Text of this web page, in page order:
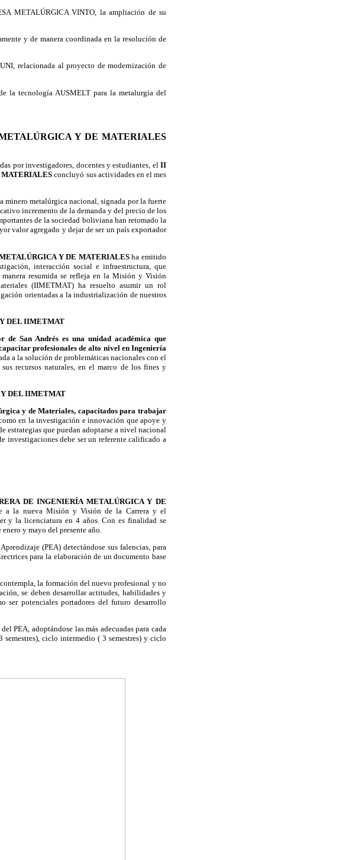
METALÚRGICA VINTO, la ampliación de su
y de manera coordinada en la resolución de
relacionada al proyecto de modernización de
la tecnología AUSMELT para la metalurgia del
Y DE MATERIALES
por investigadores, docentes y estudiantes, el II
MATERIALESconcluyó sus actividades en el mes
minero metalúrgica nacional, signada por la fuerte
incremento de la demanda y del precio de los
de la sociedad boliviana han retomado la
valor agregado y dejar de ser un país exportador
Y DE MATERIALESha emitido
interacción social e infraestructura, que
resumida se refleja en la Misión y Visión
(IIMETMAT) ha resuelto asumir un rol
orientadas a la industrialización de nuestros
DEL IIMETMAT
San Andrés es una unidad académica que
profesionales de alto nivel en Ingeniería
a la solución de problemáticas nacionales con el
recursos naturales, en el marco de los fines y
DEL IIMETMAT
y de Materiales, capacitados para trabajar
en la investigación e innovación que apoye y
estrategias que puedan adoptarse a nivel nacional
investigaciones debe ser un referente calificado a
DE INGENIERÍA METALÚRGICA Y DE
a la nueva Misión y Visión de la Carrera y el
y la licenciatura en 4 años. Con es finalidad se
y mayo del presente año.
(PEA) detectándose sus falencias, para
para la elaboración de un documento base
contempla, la formación del nuevo profesional y no
se deben desarrollar actitudes, habilidades y
ser potenciales portadores del futuro desarrollo
PEA, adoptándose las más adecuadas para cada
ciclo intermedio ( 3 semestres) y ciclo